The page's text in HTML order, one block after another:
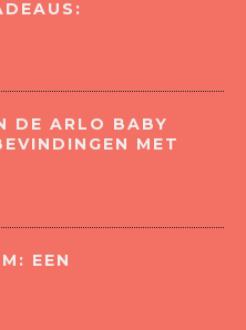
DE ARLO BABY
MET
EEN